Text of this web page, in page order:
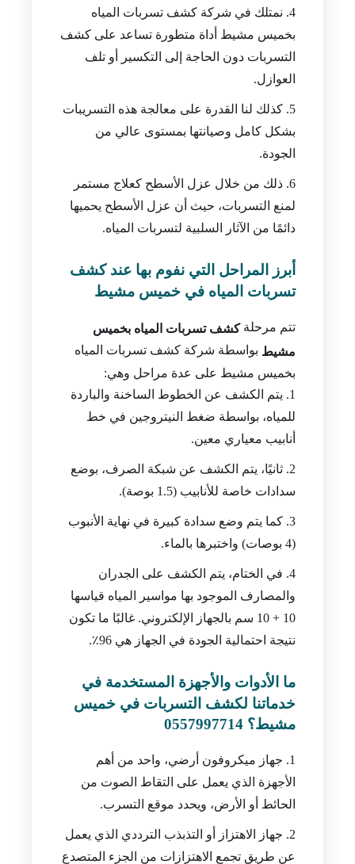
نمتلك في شركة كشف تسربات المياه
بخميس مشيط أداة متطورة تساعد على كشف
التسربات دون الحاجة إلى التكسير أو تلف
العوازل.
كذلك لنا القدرة على معالجة هذه التسريبات
بشكل كامل وصيانتها بمستوى عالي من
الجودة.
ذلك من خلال عزل الأسطح كعلاج مستمر
لمنع التسربات، حيث أن عزل الأسطح يحميها
دائمًا من الآثار السلبية لتسربات المياه.
أبرز المراحل التي نفوم بها عند كشف
تسربات المياه في خميس مشيط
تتم مرحلةكشف تسربات المياه بخميس
مشيط بواسطة شركة كشف تسربات المياه
بخميس مشيط على عدة مراحل وهي:
يتم الكشف عن الخطوط الساخنة والباردة
للمياه، بواسطة ضغط النيتروجين في خط
أنابيب معياري معين.
ثانيًا، يتم الكشف عن شبكة الصرف، بوضع
سدادات خاصة للأنابيب (1.5 بوصة).
كما يتم وضع سدادة كبيرة في نهاية الأنبوب
(4 بوصات) واختبرها بالماء.
في الختام، يتم الكشف على الجدران
والمصارف الموجود بها مواسير المياه قياسها
10 + 10 سم بالجهاز الإلكتروني. غالبًا ما تكون
نتيجة احتمالية الجودة في الجهاز هي 96٪.
ما الأدوات والأجهزة المستخدمة في
خدماتنا لكشف التسربات في خميس
مشيط؟ 0557997714
جهاز ميكروفون أرضي، واحد من أهم
الأجهزة الذي يعمل على التقاط الصوت من
الحائط أو الأرض، ويحدد موقع التسرب.
جهاز الاهتزاز أو التذبذب الترددي الذي يعمل
عن طريق تجمع الاهتزازات من الجزء المتصدع